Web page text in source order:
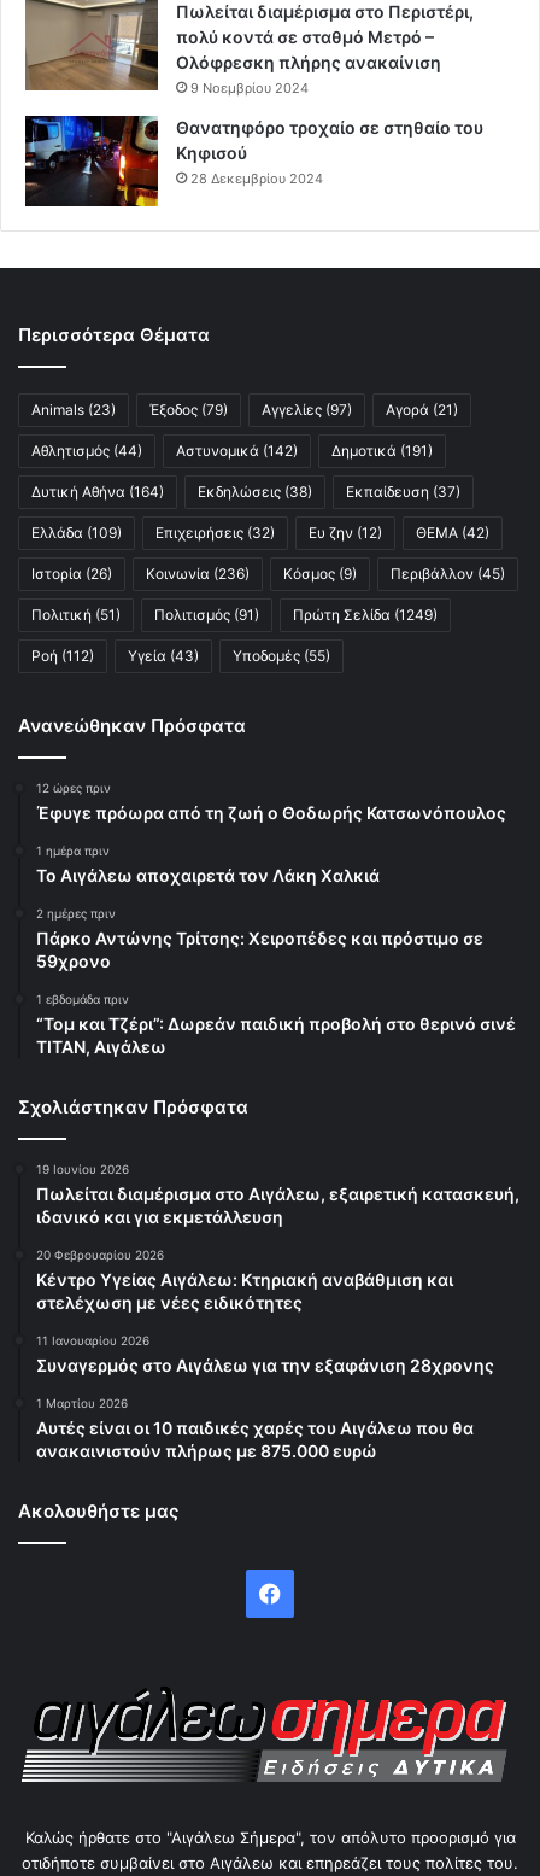
Πωλείται διαμέρισμα στο Περιστέρι,
πολύ κοντά σε σταθμό Μετρό –
Ολόφρεσκη πλήρης ανακαίνιση
9 Νοεμβρίου 2024
Θανατηφόρο τροχαίο σε στηθαίο του
Κηφισού
28 Δεκεμβρίου 2024
Περισσότερα Θέματα
Animals (23) Έξοδος (79) Αγγελίες (97) Αγορά (21)
Αθλητισμός (44) Αστυνομικά (142) Δημοτικά (191)
Δυτική Αθήνα (164) Εκδηλώσεις (38) Εκπαίδευση (37)
Ελλάδα (109) Επιχειρήσεις (32) Ευ ζην (12) ΘΕΜΑ (42)
Ιστορία (26) Κοινωνία (236) Κόσμος (9) Περιβάλλον (45)
Πολιτική (51) Πολιτισμός (91) Πρώτη Σελίδα (1249)
Ροή (112) Υγεία (43) Υποδομές (55)
Ανανεώθηκαν Πρόσφατα
12 ώρες πριν
Έφυγε πρόωρα από τη ζωή ο Θοδωρής Κατσωνόπουλος
1 ημέρα πριν
Το Αιγάλεω αποχαιρετά τον Λάκη Χαλκιά
2 ημέρες πριν
Πάρκο Αντώνης Τρίτσης: Χειροπέδες και πρόστιμο σε
59χρονο
1 εβδομάδα πριν
“Τομ και Τζέρι”: Δωρεάν παιδική προβολή στο θερινό σινέ
ΤΙΤΑΝ, Αιγάλεω
Σχολιάστηκαν Πρόσφατα
19 Ιουνίου 2026
Πωλείται διαμέρισμα στο Αιγάλεω, εξαιρετική κατασκευή,
ιδανικό και για εκμετάλλευση
20 Φεβρουαρίου 2026
Κέντρο Υγείας Αιγάλεω: Κτηριακή αναβάθμιση και
στελέχωση με νέες ειδικότητες
11 Ιανουαρίου 2026
Συναγερμός στο Αιγάλεω για την εξαφάνιση 28χρονης
1 Μαρτίου 2026
Αυτές είναι οι 10 παιδικές χαρές του Αιγάλεω που θα
ανακαινιστούν πλήρως με 875.000 ευρώ
Ακολουθήστε μας
Facebook
Καλώς ήρθατε στο "Αιγάλεω Σήμερα", τον απόλυτο προορισμό για
οτιδήποτε συμβαίνει στο Αιγάλεω και επηρεάζει τους πολίτες του.